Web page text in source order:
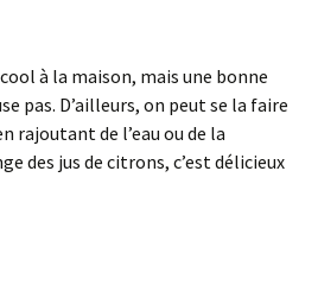
à la maison, mais une bonne
pas. D’ailleurs, on peut se la faire
rajoutant de l’eau ou de la
des jus de citrons, c’est délicieux